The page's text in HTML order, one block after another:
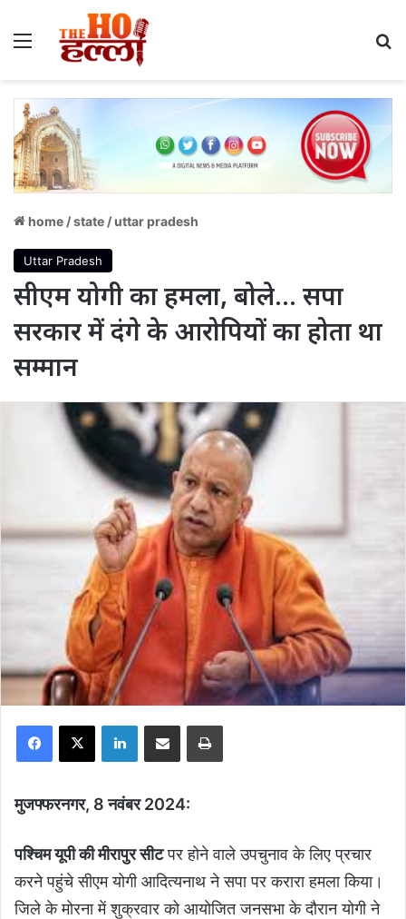
Menu
home /state /uttar pradesh
Uttar Pradesh
सीएम योगी का हमला, बोले… सपा
सरकार में दंगे के आरोपियों का होता था
सम्मान
Facebook
X LinkedInShare via Email Print
मुजफ्फरनगर, 8 नवंबर 2024:
पश्चिम यूपी की मीरापुर सीटपर होने वाले उपचुनाव के लिए प्रचार
करने पहुंचे सीएम योगी आदित्यनाथ ने सपा पर करारा हमला किया।
जिले के मोरना में शुक्रवार को आयोजित जनसभा के दौरान योगी ने